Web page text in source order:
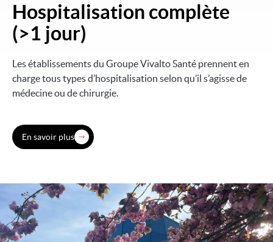
Image
Hospitalisation complète
(>1 jour)
Les établissements du Groupe Vivalto Santé prennent en
charge tous types d’hospitalisation selon qu’il s’agisse de
médecine ou de chirurgie.
En savoir plus
Image